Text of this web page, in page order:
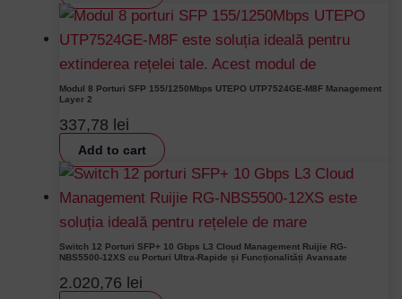
Modul 8 Porturi SFP 155/1250Mbps UTEPO UTP7524GE-M8F Management
Layer 2
337,78 lei
Add to cart
Switch 12 Porturi SFP+ 10 Gbps L3 Cloud Management Ruijie RG-
NBS5500-12XS cu Porturi Ultra-Rapide și Funcționalități Avansate
2.020,76 lei